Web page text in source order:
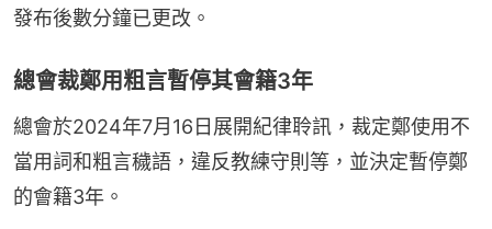
發布後數分鐘已更改。
總會裁鄭用粗言暫停其會籍3年
總會於2024年7月16日展開紀律聆訊，裁定鄭使用不
當用詞和粗言穢語，違反教練守則等，並決定暫停鄭
的會籍3年。